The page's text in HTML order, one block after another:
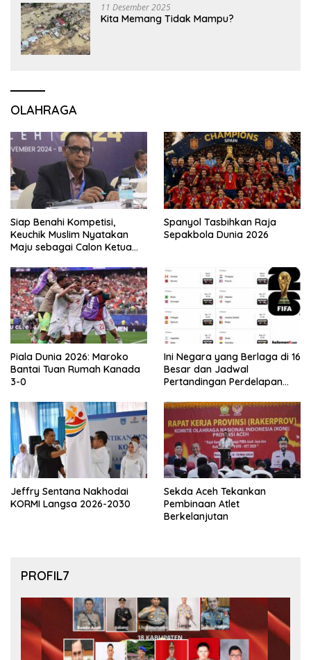
11 Desember 2025
Kita Memang Tidak Mampu?
OLAHRAGA
Siap Benahi Kompetisi,
Keuchik Muslim Nyatakan
Maju sebagai Calon Ketua
Spanyol Tasbihkan Raja
Sepakbola Dunia 2026
Piala Dunia 2026: Maroko
Bantai Tuan Rumah Kanada
3-0
Ini Negara yang Berlaga di 16
Besar dan Jadwal
Pertandingan Perdelapan
Jeffry Sentana Nakhodai
KORMI Langsa 2026-2030
Sekda Aceh Tekankan
Pembinaan Atlet
Berkelanjutan
PROFIL7